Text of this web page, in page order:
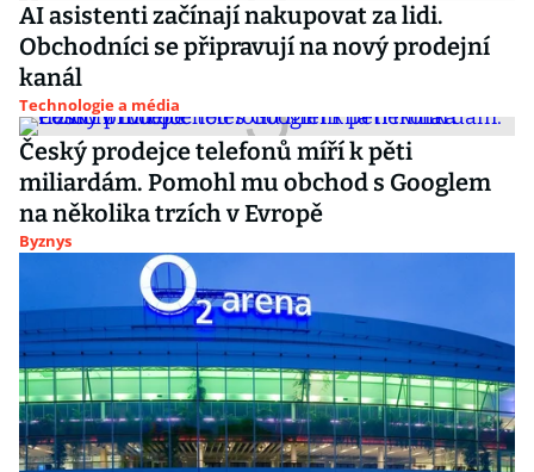
AI asistenti začínají nakupovat za lidi.
Obchodníci se připravují na nový prodejní
kanál
Technologie a média
Český prodejce telefonů míří k pěti
miliardám. Pomohl mu obchod s Googlem
na několika trzích v Evropě
Byznys